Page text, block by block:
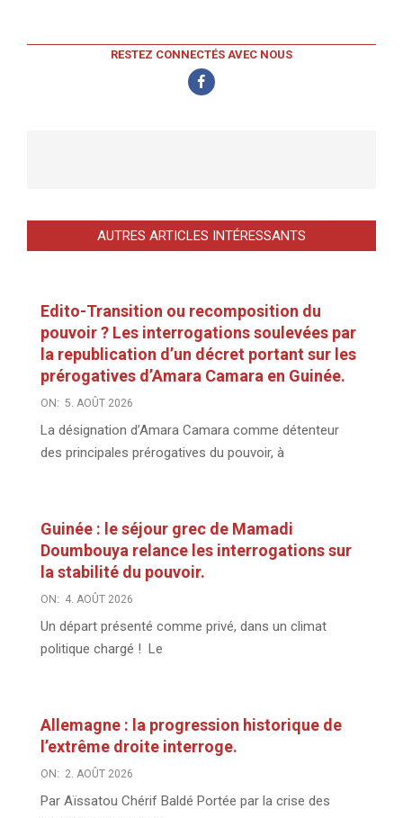
RESTEZ CONNECTÉS AVEC NOUS
AUTRES ARTICLES INTÉRESSANTS
Edito-Transition ou recomposition du
pouvoir ? Les interrogations soulevées par
la republication d’un décret portant sur les
prérogatives d’Amara Camara en Guinée.
ON: 5. AOÛT 2026
La désignation d’Amara Camara comme détenteur
des principales prérogatives du pouvoir, à
Guinée : le séjour grec de Mamadi
Doumbouya relance les interrogations sur
la stabilité du pouvoir.
ON: 4. AOÛT 2026
Un départ présenté comme privé, dans un climat
politique chargé ! Le
Allemagne : la progression historique de
l’extrême droite interroge.
ON: 2. AOÛT 2026
Par Aïssatou Chérif Baldé Portée par la crise des